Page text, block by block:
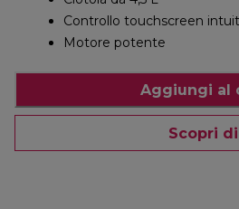
Controllo touchscreen
Motore potente
Aggiungi al
Scopri